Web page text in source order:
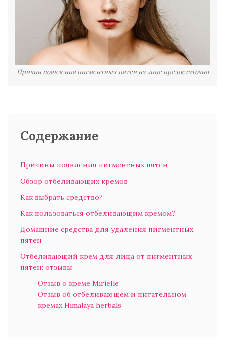
Причин появления пигментных пятен на лице предостаточно
Содержание
Причины появления пигментных пятен
Обзор отбеливающих кремов
Как выбрать средство?
Как пользоваться отбеливающим кремом?
Домашние средства для удаления пигментных
пятен
Отбеливающий крем для лица от пигментных
пятен: отзывы
Отзыв о креме Mirielle
Отзыв об отбеливающем и питательном
кремах Himalaya herbals